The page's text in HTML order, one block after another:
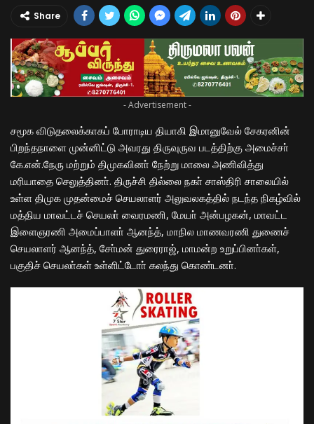
Share
- Advertisement -
சமூக விடுதலைக்காகப் போராடிய தியாகி இமானுவேல் சேகரனின்
பிறந்தநாளை முன்னிட்டு அவரது திருவுருவ படத்திற்கு அமைச்சா்
கே.என்.நேரு மற்றும் திமுகவினா் நேற்று மாலை அணிவித்து
மரியாதை செலுத்தினா். திருச்சி தில்லை நகா் சாஸ்திரி சாலையில்
உள்ள திமுக முதன்மைச் செயலாளர் அலுவலகத்தில் நடந்த நிகழ்வில்
மத்திய மாவட்டச் செயலா் வைரமணி, மேயா் அன்பழகன், மாவட்ட
இளைஞரணி அமைப்பாளா் ஆனந்த், மாநில மாணவரணி துணைச்
செயலாளர் ஆனந்த், சோ்மன் துரைராஜ், மாமன்ற உறுப்பினா்கள்,
பகுதிச் செயலா்கள் உள்ளிட்டோா் கலந்து கொண்டனா்.